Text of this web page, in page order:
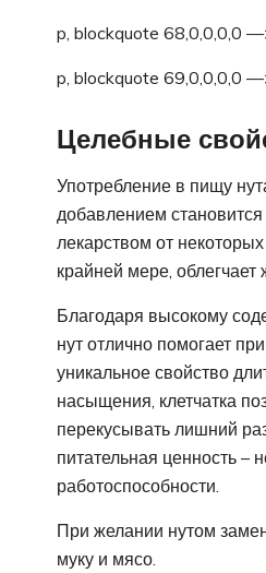
p, blockquote 68,0,0,0,0
p, blockquote 69,0,0,0,0
Целебные
Употребление в пищу
добавлением
лекарством от
крайней мере, облегчает
Благодаря высокому
нут отлично помогает
уникальное свойство
насыщения, клетчатка
перекусывать лишний
питательная ценность –
работоспособности.
При желании нутом
муку и мясо.